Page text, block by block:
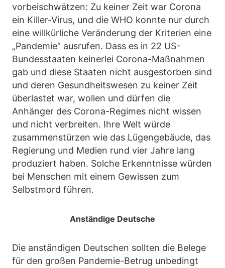
vorbeischwätzen: Zu keiner Zeit war Corona
ein Killer-Virus, und die WHO konnte nur durch
eine willkürliche Veränderung der Kriterien eine
„Pandemie“ ausrufen. Dass es in 22 US-
Bundesstaaten keinerlei Corona-Maßnahmen
gab und diese Staaten nicht ausgestorben sind
und deren Gesundheitswesen zu keiner Zeit
überlastet war, wollen und dürfen die
Anhänger des Corona-Regimes nicht wissen
und nicht verbreiten. Ihre Welt würde
zusammenstürzen wie das Lügengebäude, das
Regierung und Medien rund vier Jahre lang
produziert haben. Solche Erkenntnisse würden
bei Menschen mit einem Gewissen zum
Selbstmord führen.
Anständige Deutsche
Die anständigen Deutschen sollten die Belege
für den großen Pandemie-Betrug unbedingt